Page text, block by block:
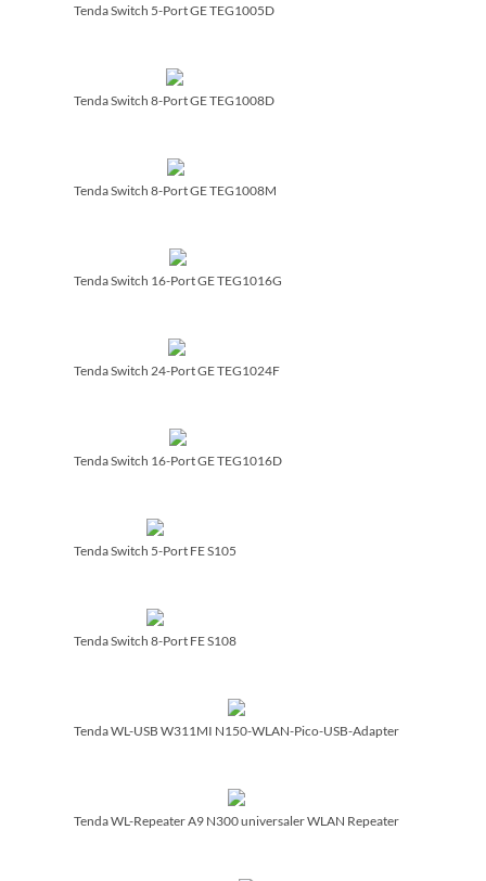
Tenda Switch 5-Port GE TEG1005D
Tenda Switch 8-Port GE TEG1008D
Tenda Switch 8-Port GE TEG1008M
Tenda Switch 16-Port GE TEG1016G
Tenda Switch 24-Port GE TEG1024F
Tenda Switch 16-Port GE TEG1016D
Tenda Switch 5-Port FE S105
Tenda Switch 8-Port FE S108
Tenda WL-USB W311MI N150-WLAN-Pico-USB-Adapter
Tenda WL-Repeater A9 N300 universaler WLAN Repeater